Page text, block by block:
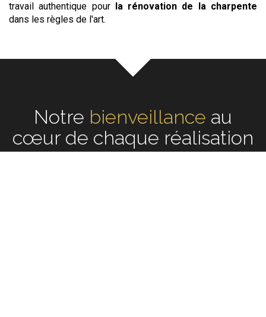
travail authentique pour
la rénovation de la charpente
dans les règles de l'art.
Notreécouteau cœur de
chaque réalisation